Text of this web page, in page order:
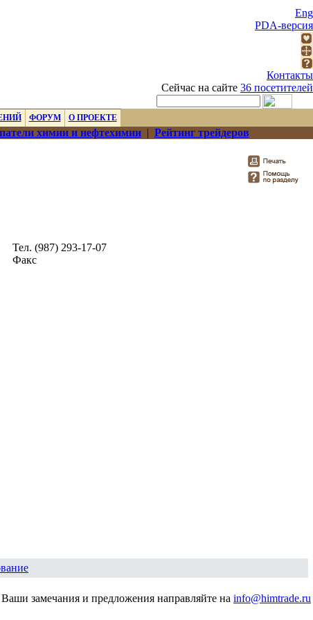
Eng
PDA-версия
Контакты
Сейчас на сайте 36 посетителей
ФОРУМ О ПРОЕКТЕ
химии и нефтехимии| Рейтинг трейдеров
Тел. (987) 293-17-07
Факс
Ваши замечания и предложения направляйте на info@himtrade.ru